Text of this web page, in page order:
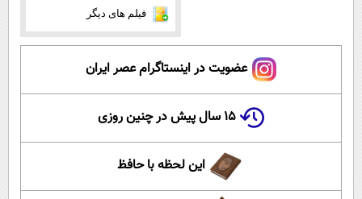
فیلم های دیگر
عضویت در اینستاگرام عصر ایران
۱۵ سال پیش در چنین روزی
این لحظه با حافظ